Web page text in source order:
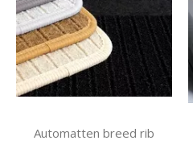
Automatten breed rib